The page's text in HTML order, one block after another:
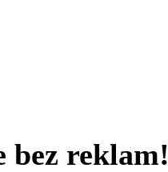
bez reklam!